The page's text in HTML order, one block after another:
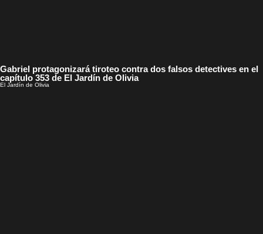
Gabriel protagonizará tiroteo contra dos falsos detectives en el
capítulo 353 de El Jardín de Olivia
El Jardín de Olivia